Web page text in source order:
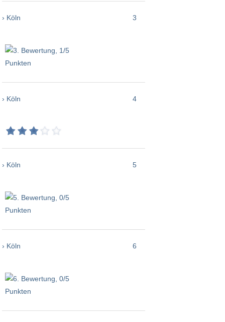
› Köln 3
› Köln 4
› Köln 5
› Köln 6